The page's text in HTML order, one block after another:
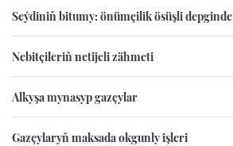
Seýdiniň bitumy: önümçilik ösüşli depginde
Nebitçileriň netijeli zähmeti
Alkyşa mynasyp gazçylar
Gazçylaryň maksada okgunly işleri